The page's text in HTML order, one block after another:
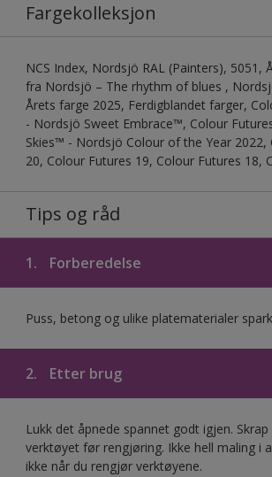
Fargekolleksjon
NCS Index, Nordsjö RAL (Painters), 5051,
fra Nordsjö – The rhythm of blues ,
Årets farge 2025, Ferdigblandet farger,
- Nordsjö Sweet Embrace™, Colour
Skies™ - Nordsjö Colour of the Year 2022,
20, Colour Futures 19, Colour Futures 18,
Tips og råd
1. Forberedelse
Puss, betong og ulike platematerialer
2. Etter brug
Lukk det åpnede spannet godt igjen.
verktøyet før rengjøring. Ikke hell maling i
ikke når du rengjør verktøyene.